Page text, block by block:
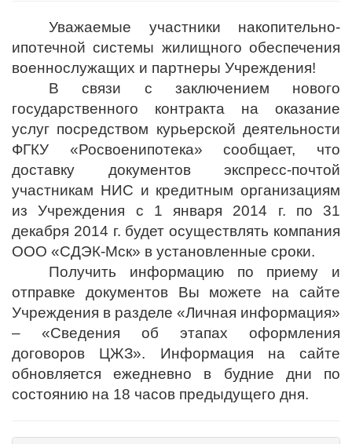
Уважаемые участники накопительно-
ипотечной системы жилищного обеспечения
военнослужащих и партнеры Учреждения!
В связи с заключением нового
государственного контракта на оказание
услуг посредством курьерской деятельности
ФГКУ «Росвоенипотека» сообщает, что
доставку документов экспресс-почтой
участникам НИС и кредитным организациям
из Учреждения с 1 января 2014 г. по 31
декабря 2014 г. будет осуществлять компания
ООО «СДЭК-Мск» в установленные сроки.
Получить информацию по приему и
отправке документов Вы можете на сайте
Учреждения в разделе «Личная информация»
– «Сведения об этапах оформления
договоров ЦЖЗ». Информация на сайте
обновляется ежедневно в будние дни по
состоянию на 18 часов предыдущего дня.